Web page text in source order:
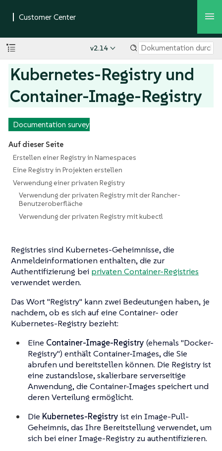
v2.14
Kubernetes-Registry und
Container-Image-Registry
Documentation survey
Auf dieser Seite
Erstellen einer Registry in Namespaces
Eine Registry in Projekten erstellen
Verwendung einer privaten Registry
Verwendung der privaten Registry mit der Rancher-
Benutzeroberfläche
Verwendung der privaten Registry mit kubectl
Registries sind Kubernetes-Geheimnisse, die
Anmeldeinformationen enthalten, die zur
Authentifizierung bei privaten Container-Registries
verwendet werden.
Das Wort "Registry" kann zwei Bedeutungen haben, je
nachdem, ob es sich auf eine Container- oder
Kubernetes-Registry bezieht:
Eine Container-Image-Registry (ehemals "Docker-
Registry") enthält Container-Images, die Sie
abrufen und bereitstellen können. Die Registry ist
eine zustandslose, skalierbare serverseitige
Anwendung, die Container-Images speichert und
deren Verteilung ermöglicht.
Die Kubernetes-Registry ist ein Image-Pull-
Geheimnis, das Ihre Bereitstellung verwendet, um
sich bei einer Image-Registry zu authentifizieren.